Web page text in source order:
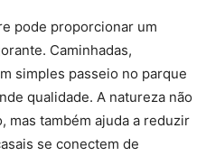
pode proporcionar um
Caminhadas,
simples passeio no parque
qualidade. A natureza não
mas também ajuda a reduzir
se conectem de